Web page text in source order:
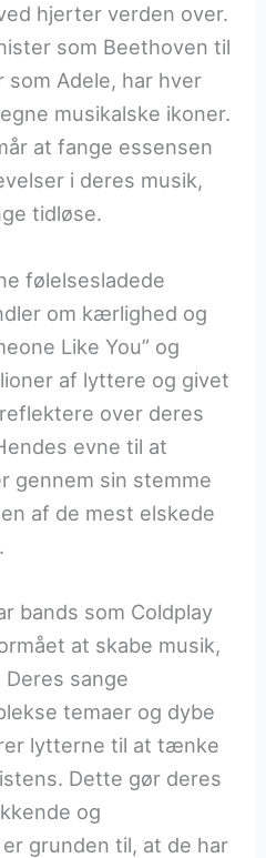
hjerter verden over.
som Beethoven til
Adele, har hver
musikalske ikoner.
at fange essensen
i deres musik,
tidløse.
følelsesladede
om kærlighed og
Like You” og
af lyttere og givet
over deres
evne til at
gennem sin stemme
af de mest elskede
bands som Coldplay
at skabe musik,
sange
temaer og dybe
lytterne til at tænke
Dette gør deres
og
grunden til, at de har